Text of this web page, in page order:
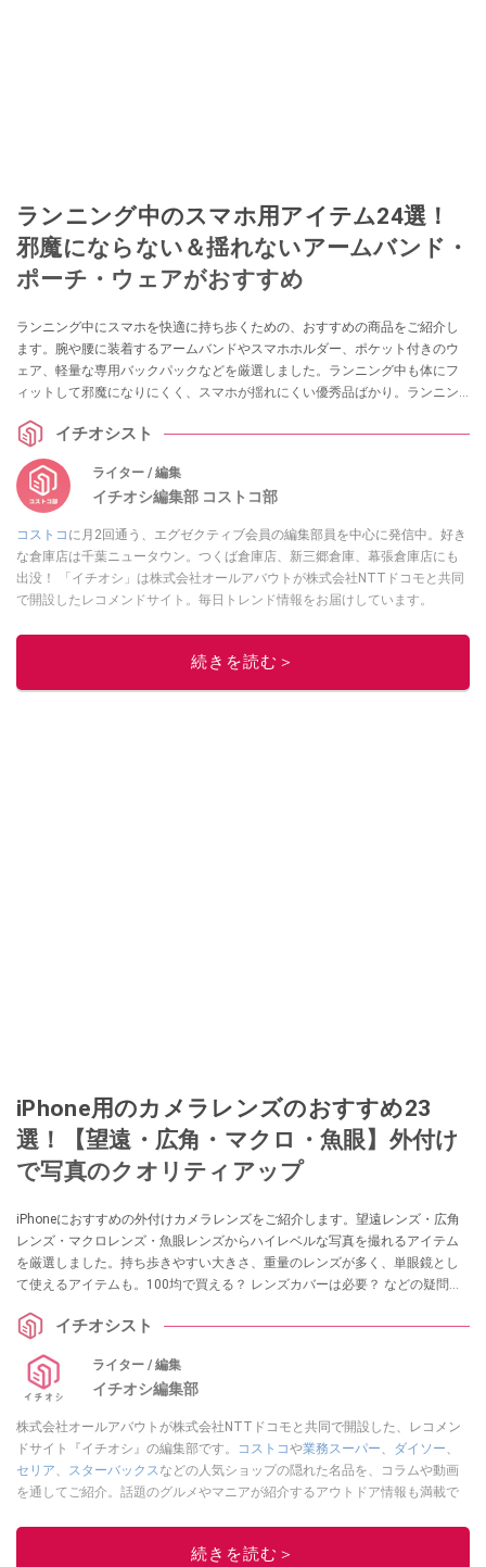
ランニング中のスマホ用アイテム24選！
邪魔にならない＆揺れないアームバンド・
ポーチ・ウェアがおすすめ
ランニング中にスマホを快適に持ち歩くための、おすすめの商品をご紹介し
ます。腕や腰に装着するアームバンドやスマホホルダー、ポケット付きのウ
ェア、軽量な専用バックパックなどを厳選しました。ランニング中も体にフ
ィットして邪魔になりにくく、スマホが揺れにくい優秀品ばかり。ランニン
イチオシスト
ライター / 編集
イチオシ編集部 コストコ部
コストコ に月2回通う、エグゼクティブ会員の編集部員を中心に発信中。好き
な倉庫店は千葉ニュータウン。つくば倉庫店、新三郷倉庫、幕張倉庫店にも
出没！ 「イチオシ」は株式会社オールアバウトが株式会社NTTドコモと共同
で開設したレコメンドサイト。毎日トレンド情報をお届けしています。
このイチオシストの他の記事を読む
続きを読む＞
iPhone用のカメラレンズのおすすめ23
選！【望遠・広角・マクロ・魚眼】外付け
で写真のクオリティアップ
iPhoneにおすすめの外付けカメラレンズをご紹介します。望遠レンズ・広角
レンズ・マクロレンズ・魚眼レンズからハイレベルな写真を撮れるアイテム
を厳選しました。持ち歩きやすい大きさ、重量のレンズが多く、単眼鏡とし
て使えるアイテムも。100均で買える？ レンズカバーは必要？ などの疑問に
イチオシスト
ライター / 編集
イチオシ編集部
株式会社オールアバウトが株式会社NTTドコモと共同で開設した、レコメン
ドサイト『イチオシ』の編集部です。
コストコや業務スーパー、 ダイソー、
セリア、 スターバックスなどの人気ショップの隠れた名品を、コラムや動画
を通してご紹介。話題のグルメやマニアが紹介するアウトドア情報も満載で
レビューしています。毎日トレンド情報をお届けしているので、ぜひ
してください！続きを読む＞